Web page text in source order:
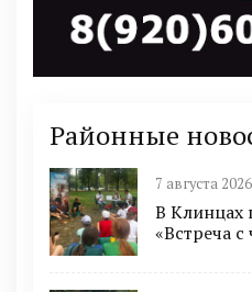
Районные
7 августа
В Клинцах
«Встреча